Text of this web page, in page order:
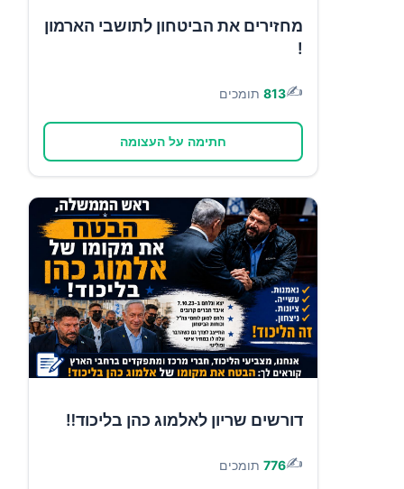
מחזירים את הביטחון לתושבי הארמון
!
✍️
813 תומכים
חתימה על העצומה
דורשים שריון לאלמוג כהן בליכוד‼️
✍️
776 תומכים